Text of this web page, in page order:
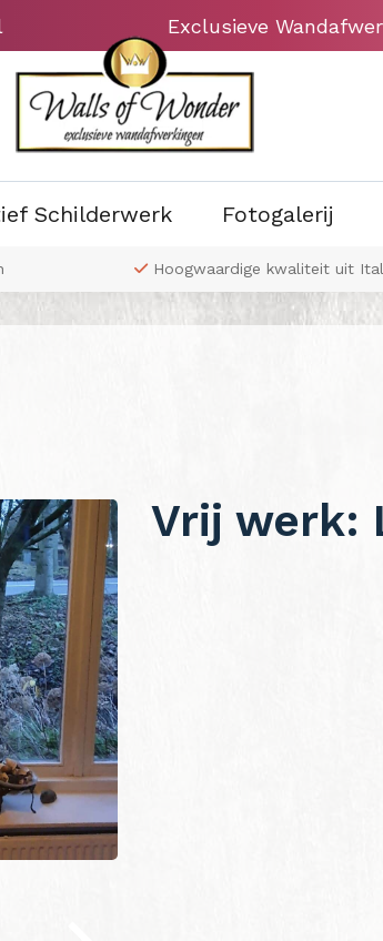
Exclusieve
Schilderwerk Fotogalerij
Hoogwaardige kwaliteit uit
Vrij werk: